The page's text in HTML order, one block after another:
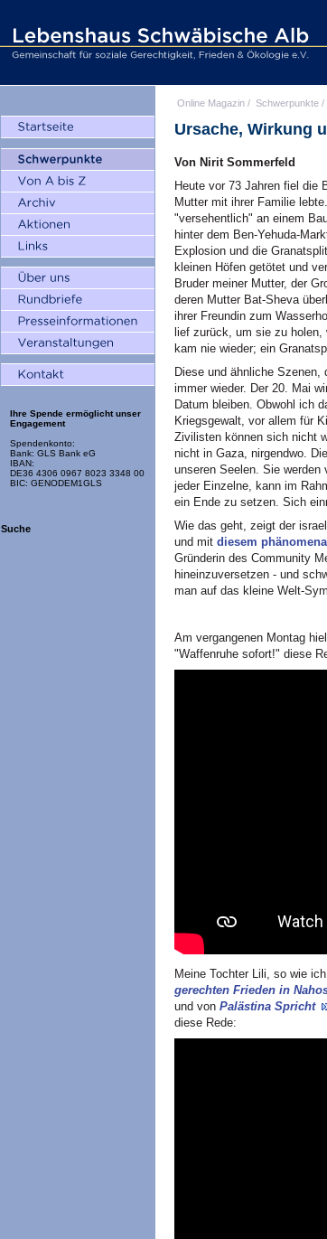
Ihre Spende ermöglicht unser
Engagement
Spendenkonto:
Bank: GLS Bank eG
IBAN:
DE36 4306 0967 8023 3348 00
BIC: GENODEM1GLS
Suche
Online Magazin / Schwerpunkte /
Ursache, Wirkung
Von Nirit Sommerfeld
Heute vor 73 Jahren fiel die
Mutter mit ihrer Familie
"versehentlich" an einem
hinter dem Ben-Yehuda-
Explosion und die
kleinen Höfen getötet und
Bruder meiner Mutter, der
deren Mutter Bat-Sheva
ihrer Freundin zum
lief zurück, um sie zu
kam nie wieder; ein
Diese und ähnliche
immer wieder. Der 20. Mai
Datum bleiben. Obwohl ich
Kriegsgewalt, vor allem für
Zivilisten können sich nicht
nicht in Gaza, nirgendwo.
unseren Seelen. Sie werden
jeder Einzelne, kann im
ein Ende zu setzen. Sich
Wie das geht, zeigt der
und mit diesem
Gründerin des Community
hineinzuversetzen - und
man auf das kleine Welt-
Am vergangenen Montag
"Waffenruhe sofort!" diese
Meine Tochter Lili, so wie
gerechten Frieden in
und von Palästina Spricht
diese Rede: